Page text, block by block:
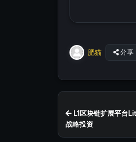
肥猫 分享
L1区块链扩展平台
战略投资